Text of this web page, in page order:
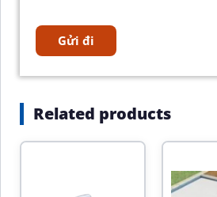
Related products